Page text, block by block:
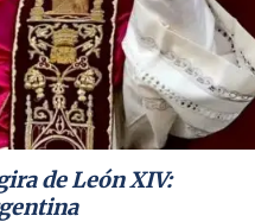
de León XIV: